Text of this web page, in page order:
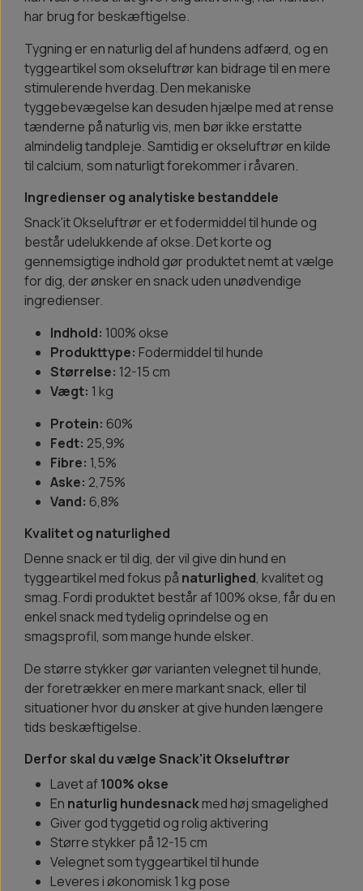
har brug for beskæftigelse.
Tygning er en naturlig del af hundens adfærd, og en
tyggeartikel som okseluftrør kan bidrage til en mere
stimulerende hverdag. Den mekaniske
tyggebevægelse kan desuden hjælpe med at rense
tænderne på naturlig vis, men bør ikke erstatte
almindelig tandpleje. Samtidig er okseluftrør en kilde
til calcium, som naturligt forekommer i råvaren.
Ingredienser og analytiske bestanddele
Snack'it Okseluftrør er et fodermiddel til hunde og
består udelukkende af okse. Det korte og
gennemsigtige indhold gør produktet nemt at vælge
for dig, der ønsker en snack uden unødvendige
ingredienser.
Indhold: 100% okse
Produkttype: Fodermiddel til hunde
Størrelse: 12-15 cm
Vægt: 1 kg
Protein: 60%
Fedt: 25,9%
Fibre: 1,5%
Aske: 2,75%
Vand: 6,8%
Kvalitet og naturlighed
Denne snack er til dig, der vil give din hund en
tyggeartikel med fokus på naturlighed, kvalitet og
smag. Fordi produktet består af 100% okse, får du en
enkel snack med tydelig oprindelse og en
smagsprofil, som mange hunde elsker.
De større stykker gør varianten velegnet til hunde,
der foretrækker en mere markant snack, eller til
situationer hvor du ønsker at give hunden længere
tids beskæftigelse.
Derfor skal du vælge Snack'it Okseluftrør
Lavet af100% okse
En naturlig hundesnackmed høj smagelighed
Giver god tyggetid og rolig aktivering
Større stykker på 12-15 cm
Velegnet som tyggeartikel til hunde
Leveres i økonomisk 1 kg pose